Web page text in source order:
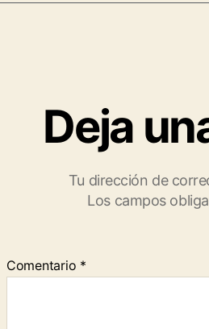
Deja
Tu dirección de
Los campos
Comentario *